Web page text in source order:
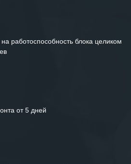
работоспособность блока целиком
от 5 дней